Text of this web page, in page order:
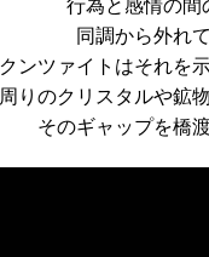
行為と感情の間
同調から外れ
クンツァイトはそれを
周りのクリスタルや鉱
そのギャップを橋